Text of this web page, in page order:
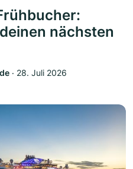
nächsten
‧ 28. Juli 2026